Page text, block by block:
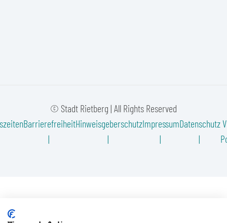
© Stadt Rietberg | All Rights Reserved
BarrierefreiheitHinweisgeberschutzImpressumDatenschutz